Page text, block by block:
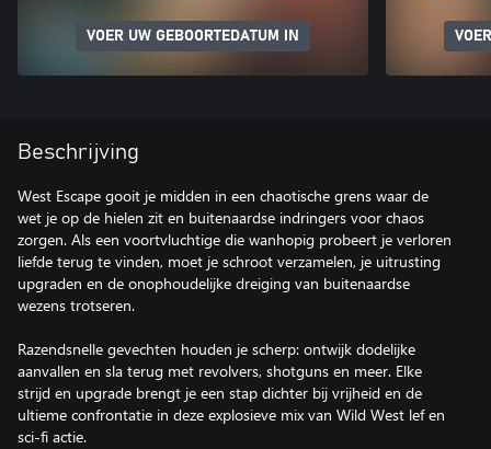
VOER UW GEBOORTEDATUM IN
Beschrijving
West Escape gooit je midden in een chaotische grens waar de
wet je op de hielen zit en buitenaardse indringers voor chaos
zorgen. Als een voortvluchtige die wanhopig probeert je verloren
liefde terug te vinden, moet je schroot verzamelen, je uitrusting
upgraden en de onophoudelijke dreiging van buitenaardse
wezens trotseren.
Razendsnelle gevechten houden je scherp: ontwijk dodelijke
aanvallen en sla terug met revolvers, shotguns en meer. Elke
strijd en upgrade brengt je een stap dichter bij vrijheid en de
ultieme confrontatie in deze explosieve mix van Wild West lef en
sci-fi actie.